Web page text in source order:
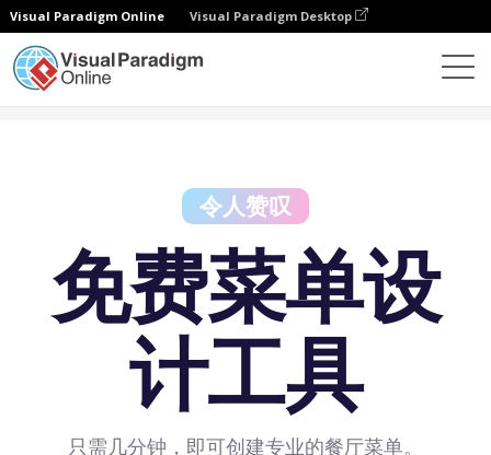
Visual Paradigm Online Visual Paradigm Desktop
令人赞叹
免费菜单设
计工具
只需几分钟，即可创建专业的餐厅菜单。